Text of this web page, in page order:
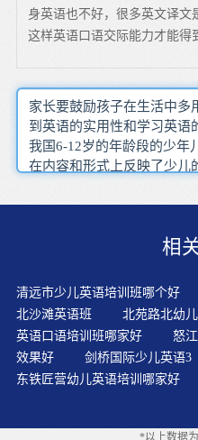
身英语也不好，很多英文译文
这样英语口语交际能力才能得
家长要鼓励孩子在生活中多
到英语的实用性和学习英语
我国6-12岁的年龄段的少年
在内容和形式上反映了少儿
活中真正的有了学习英语的
子有语音基础，这样孩子会
学习。语音过关以后，再找
辅导班就可以，不要频繁
律，盲目的强化练习，非但
让孩子产生厌倦情绪，为将
阶段，我们一定不要纠结于
现，只要我们确保输入的持
相
清远市少儿英语培训班哪个好
北沙滩英语班
北苑路北幼
英语口语培训班哪家好
怒
效果好
剑桥国际少儿英语3
东铁匠营幼儿英语培训哪家好
*以上数据